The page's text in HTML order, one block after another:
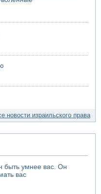
новости израильского права
быть умнее вас. Он
вас